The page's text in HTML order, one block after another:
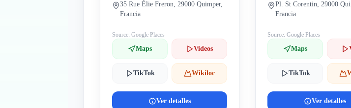
35 Rue Élie Freron, 29000 Quimper,
Francia
Source: Google Places
Maps Videos
TikTok Wikiloc
Ver detalles
Pl. St Corentin, 29000
Francia
Source: Google Places
Maps
TikTok
Ver detalles